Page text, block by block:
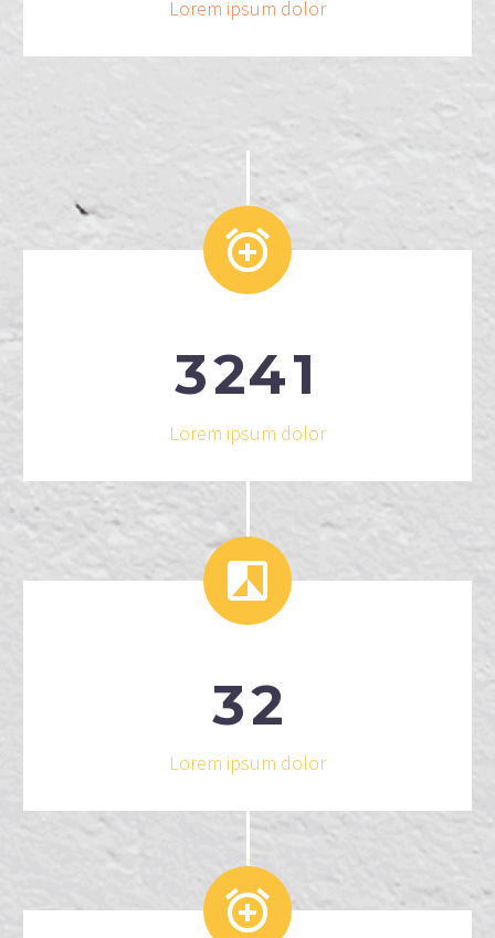
Lorem ipsum dolor


3241
Lorem ipsum dolor


32
Lorem ipsum dolor

